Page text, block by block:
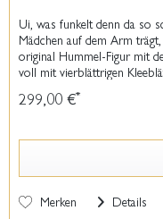
Ui, was funkelt denn da so
Mädchen auf dem Arm
original Hummel-Figur mit
voll mit vierblättrigen
299,00 €*
Merken Details